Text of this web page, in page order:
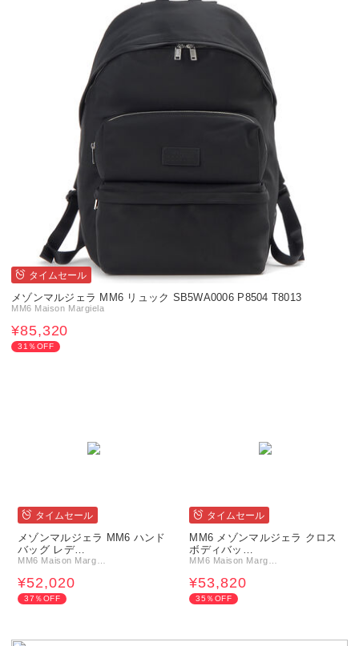
タイムセール
メゾンマルジェラ MM6 リュック SB5WA0006 P8504 T8013
MM6 Maison Margiela
¥85,320
31％OFF
タイムセール
メゾンマルジェラ MM6 ハンド
バッグ レデ…
MM6 Maison Marg…
¥52,020
37％OFF
タイムセール
MM6 メゾンマルジェラ クロス
ボディバッ…
MM6 Maison Marg…
¥53,820
35％OFF